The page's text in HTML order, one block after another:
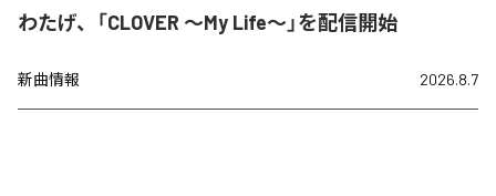
わたげ、「CLOVER ～My Life～」を配信開始
新曲情報 2026.8.7